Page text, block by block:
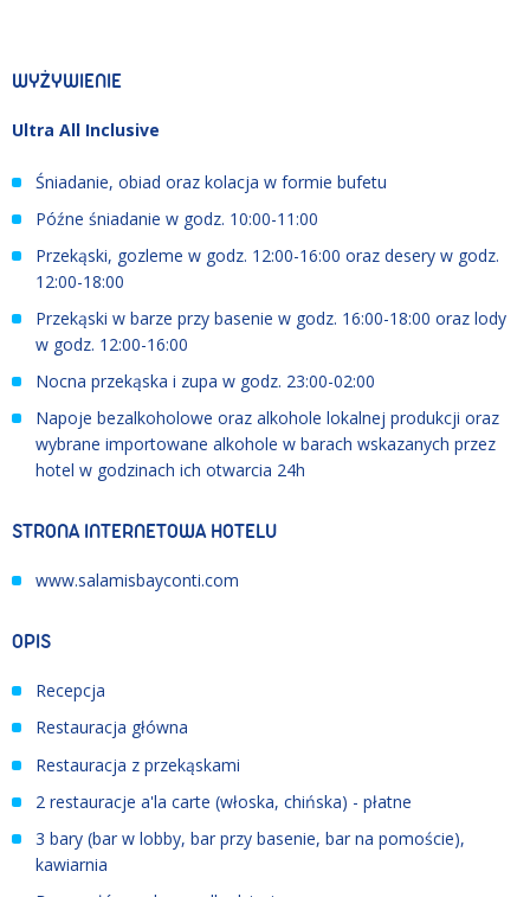
WYŻYWIENIE
Ultra All Inclusive
Śniadanie, obiad oraz kolacja w formie bufetu
Późne śniadanie w godz. 10:00-11:00
Przekąski, gozleme w godz. 12:00-16:00 oraz desery w godz.
12:00-18:00
Przekąski w barze przy basenie w godz. 16:00-18:00 oraz lody
w godz. 12:00-16:00
Nocna przekąska i zupa w godz. 23:00-02:00
Napoje bezalkoholowe oraz alkohole lokalnej produkcji oraz
wybrane importowane alkohole w barach wskazanych przez
hotel w godzinach ich otwarcia 24h
STRONA INTERNETOWA HOTELU
www.salamisbayconti.com
OPIS
Recepcja
Restauracja główna
Restauracja z przekąskami
2 restauracje a'la carte (włoska, chińska) - płatne
3 bary (bar w lobby, bar przy basenie, bar na pomoście),
kawiarnia